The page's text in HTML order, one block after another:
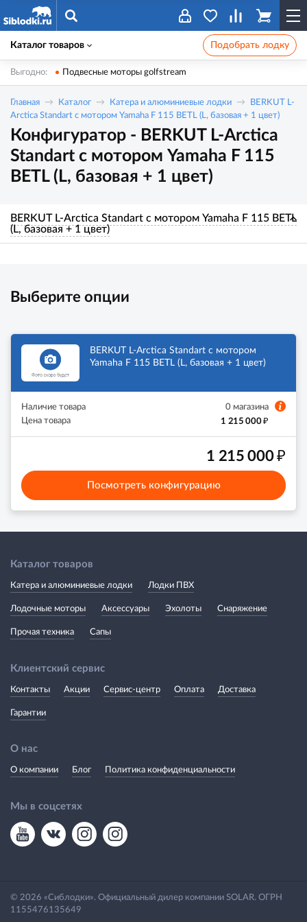
Каталог товаров Подобрать лодку
Выгодно: Подвесные моторы golfstream
Главная Каталог Катера и алюминиевые лодки
BERKUT L-
Arctica Standart с мотором Yamaha F 115 BETL (L, базовая + 1 цвет)
Конфигуратор - BERKUT L-Arctica
Standart с мотором Yamaha F 115
BETL (L, базовая + 1 цвет)
BERKUT L-Arctica Standart с мотором Yamaha F 115 BETL
(L, базовая + 1 цвет)
Выберите опции
BERKUT L-Arctica Standart с мотором
Yamaha F 115 BETL (L, базовая + 1 цвет)
Наличие товара
0 магазина
Цена товара
1 215 000₽
1 215 000₽
Посмотреть конфигурацию
Каталог товаров
Катера и алюминиевые лодки Лодки ПВХ
Лодочные моторы Аксессуары Эхолоты Снаряжение
Прочая техника Сапы
Клиентский сервис
Контакты Акции Сервис-центр Оплата Доставка
Гарантии
О нас
О компании Блог Политика конфиденциальности
Мы в соцсетях
© 2026 «Сиблодки». Официальный дилер компании SOLAR. ОГРН
1155476135649